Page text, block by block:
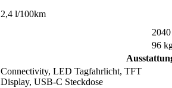
2,4 l/100km
96
Connectivity, LED Tagfahrlicht, TFT
Display, USB-C Steckdose